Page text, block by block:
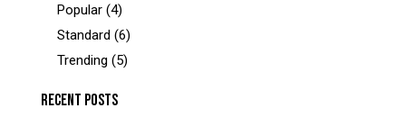
Popular (4)
Standard (6)
Trending (5)
RECENT POSTS